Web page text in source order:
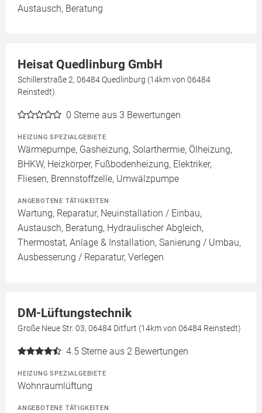
Austausch, Beratung
Heisat Quedlinburg GmbH
Schillerstraße 2, 06484 Quedlinburg (14km von 06484
Reinstedt)
0 Sterne aus 3 Bewertungen
HEIZUNG SPEZIALGEBIETE
Wärmepumpe, Gasheizung, Solarthermie, Ölheizung,
BHKW, Heizkörper, Fußbodenheizung, Elektriker,
Fliesen, Brennstoffzelle, Umwälzpumpe
ANGEBOTENE TÄTIGKEITEN
Wartung, Reparatur, Neuinstallation / Einbau,
Austausch, Beratung, Hydraulischer Abgleich,
Thermostat, Anlage & Installation, Sanierung / Umbau,
Ausbesserung / Reparatur, Verlegen
DM-Lüftungstechnik
Große Neue Str. 03, 06484 Ditfurt (14km von 06484 Reinstedt)
4.5 Sterne aus 2 Bewertungen
HEIZUNG SPEZIALGEBIETE
Wohnraumlüftung
ANGEBOTENE TÄTIGKEITEN